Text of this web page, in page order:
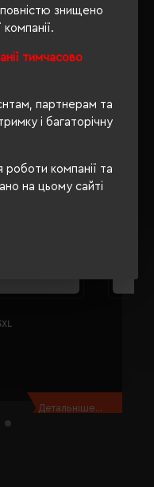
знищено
тимчасово
партнерам та
і багаторічну
компанії та
на цьому сайті
Детальніше...